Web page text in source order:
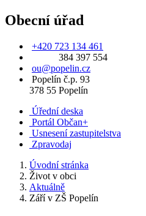
Obecní úřad
+420 723 134 461
384 397 554
ou@popelin.cz
Popelín č.p. 93
378 55 Popelín
Úřední deska
Portál Občan+
Usnesení zastupitelstva
Zpravodaj
Úvodní stránka
Život v obci
Aktuálně
Září v ZŠ Popelín